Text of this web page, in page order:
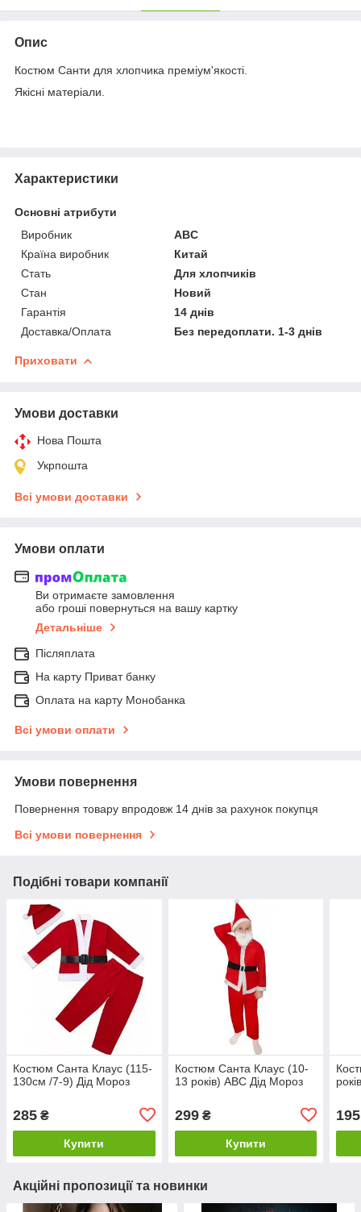
Опис
Костюм Санти для хлопчика преміум'якості.
Якісні матеріали.
Характеристики
Основні атрибути
Виробник
ABC
Країна виробник
Китай
Стать
Для хлопчиків
Стан
Новий
Гарантія
14 днів
Доставка/Оплата
Без передоплати. 1-3 днів
Приховати
Умови доставки
Нова Пошта
Укрпошта
Всі умови доставки
Умови оплати
Ви отримаєте замовлення
або гроші повернуться на вашу картку
Детальніше
Післяплата
На карту Приват банку
Оплата на карту Монобанка
Всі умови оплати
Умови повернення
Повернення товару впродовж 14 днів за рахунок покупця
Всі умови повернення
Подібні товари компанії
Костюм Санта Клаус (115-
130см /7-9) Дід Мороз
285 ₴
Купити
Костюм Санта Клаус (10-
13 років) ABC Дід Мороз
299₴
Купити
195
Акційні пропозиції та новинки